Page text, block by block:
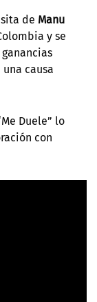
de Manu
y se
causa
Duele” lo
con